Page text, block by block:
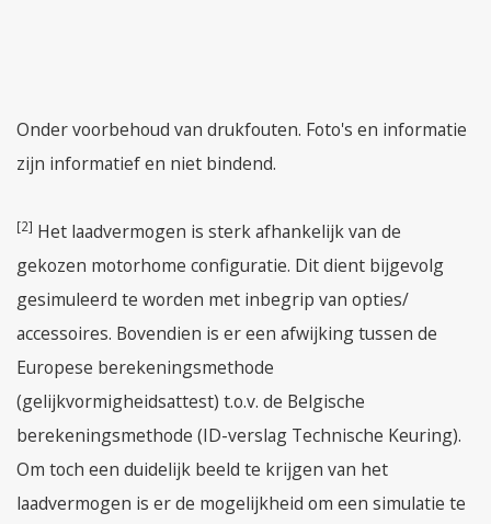
Onder voorbehoud van drukfouten. Foto's en informatie
zijn informatief en niet bindend.
[2] Het laadvermogen is sterk afhankelijk van de
gekozen motorhome configuratie. Dit dient bijgevolg
gesimuleerd te worden met inbegrip van opties/
accessoires. Bovendien is er een afwijking tussen de
Europese berekeningsmethode
(gelijkvormigheidsattest) t.o.v. de Belgische
berekeningsmethode (ID-verslag Technische Keuring).
Om toch een duidelijk beeld te krijgen van het
laadvermogen is er de mogelijkheid om een simulatie te